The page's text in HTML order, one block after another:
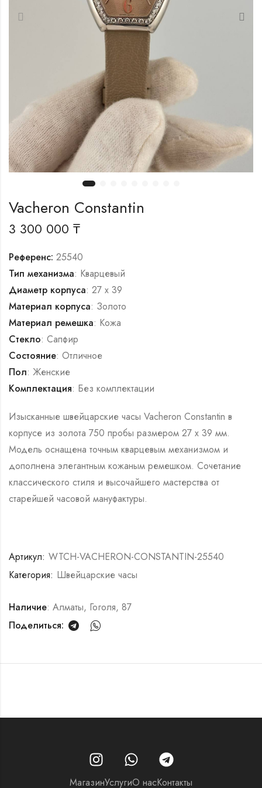
Vacheron Constantin
3 300 000 ₸
Референс: 25540
Тип механизма: Кварцевый
Диаметр корпуса: 27 x 39
Материал корпуса: Золото
Материал ремешка: Кожа
Стекло: Сапфир
Состояние: Отличное
Пол: Женские
Комплектация: Без комплектации
Изысканные швейцарские часы Vacheron Constantin в
корпусе из золота 750 пробы размером 27 x 39 мм.
Модель оснащена точным кварцевым механизмом и
дополнена элегантным кожаным ремешком. Сочетание
классического стиля и высочайшего мастерства от
старейшей часовой мануфактуры.
Артикул: WTCH-VACHERON-CONSTANTIN-25540
Категория: Швейцарские часы
Наличие: Алматы, Гоголя, 87
Поделиться:
МагазинУслугиО насКонтакты